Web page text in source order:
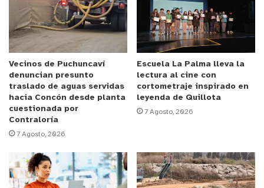
gastronomía y el taller financiera y legislación
laboral.
SOBRE LOS TALLERES MUNICIPALES
El municipio de Zapallar a través de su Dirección
de Desarrollo Comunitario. Imparten 60 talleres,
de los cuales 35 talleres son impartidos en
Blanquillo y juntas de vecinos del sector interior de
la comuna. Mientas que localidades del sector
Vecinos de Puchuncaví
denuncian presunto
traslado de aguas servidas
hacia Concón desde planta
cuestionada por
Contraloría
7 Agosto, 2026
Escuela La Palma lleva la
lectura al cine con
cortometraje inspirado en
leyenda de Quillota
7 Agosto, 2026